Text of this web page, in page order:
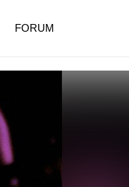
FORUM